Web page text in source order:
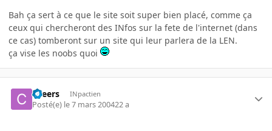
Bah ça sert à ce que le site soit super bien placé, comme ça
ceux qui chercheront des INfos sur la fete de l'internet (dans
ce cas) tomberont sur un site qui leur parlera de la LEN.
ça vise les noobs quoi
cheers INpactien
Posté(e) le 7 mars 200422 a